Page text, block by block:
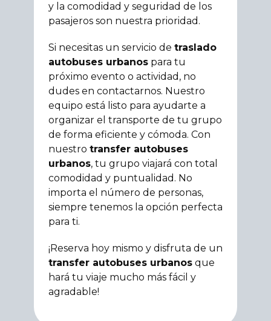
y la comodidad y seguridad de los
pasajeros son nuestra prioridad.
Si necesitas un servicio de traslado
autobuses urbanos para tu
próximo evento o actividad, no
dudes en contactarnos. Nuestro
equipo está listo para ayudarte a
organizar el transporte de tu grupo
de forma eficiente y cómoda. Con
nuestro transfer autobuses
urbanos, tu grupo viajará con total
comodidad y puntualidad. No
importa el número de personas,
siempre tenemos la opción perfecta
para ti.
¡Reserva hoy mismo y disfruta de un
transfer autobuses urbanos que
hará tu viaje mucho más fácil y
agradable!